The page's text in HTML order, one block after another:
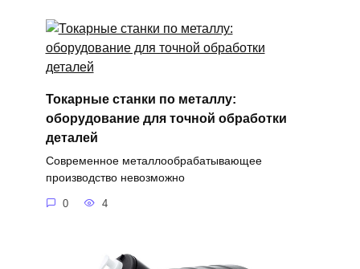
Токарные станки по металлу:
оборудование для точной обработки
деталей
Современное металлообрабатывающее
производство невозможно
0 4